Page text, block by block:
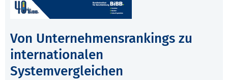
Von Unternehmensrankings zu
internationalen
Systemvergleichen